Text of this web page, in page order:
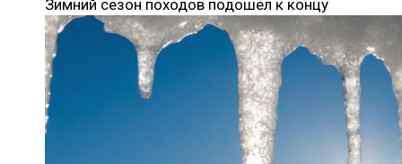
Зимний сезон походов подошёл к концу